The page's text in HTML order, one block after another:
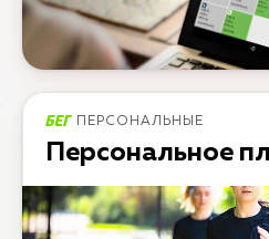
ПЕРСОНАЛЬНЫЕ
Персональное